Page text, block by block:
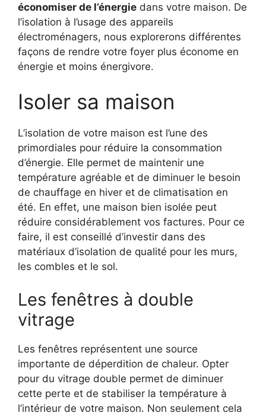
économiser de l’énergie dans votre maison. De
l’isolation à l’usage des appareils
électroménagers, nous explorerons différentes
façons de rendre votre foyer plus économe en
énergie et moins énergivore.
Isoler sa maison
L’isolation de votre maison est l’une des
primordiales pour réduire la consommation
d’énergie. Elle permet de maintenir une
température agréable et de diminuer le besoin
de chauffage en hiver et de climatisation en
été. En effet, une maison bien isolée peut
réduire considérablement vos factures. Pour ce
faire, il est conseillé d’investir dans des
matériaux d’isolation de qualité pour les murs,
les combles et le sol.
Les fenêtres à double
vitrage
Les fenêtres représentent une source
importante de déperdition de chaleur. Opter
pour du vitrage double permet de diminuer
cette perte et de stabiliser la température à
l’intérieur de votre maison. Non seulement cela